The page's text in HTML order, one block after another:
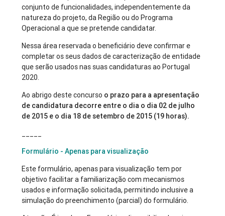
conjunto de funcionalidades, independentemente da
natureza do projeto, da Região ou do Programa
Operacional a que se pretende candidatar.
Nessa área reservada o beneficiário deve confirmar e
completar os seus dados de caracterização de entidade
que serão usados nas suas candidaturas ao Portugal
2020.
Ao abrigo deste concurso o prazo para a apresentação
de candidatura decorre entre o dia o dia 02 de julho
de 2015 e o dia 18 de setembro de 2015 (19 horas).
Formulário - Apenas para visualização
Este formulário, apenas para visualização tem por
objetivo facilitar a familiarização com mecanismos
usados e informação solicitada, permitindo inclusive a
simulação do preenchimento (parcial) do formulário.